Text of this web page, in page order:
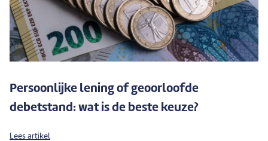
Persoonlijke lening of geoorloofde
debetstand: wat is de beste keuze?
Lees artikel